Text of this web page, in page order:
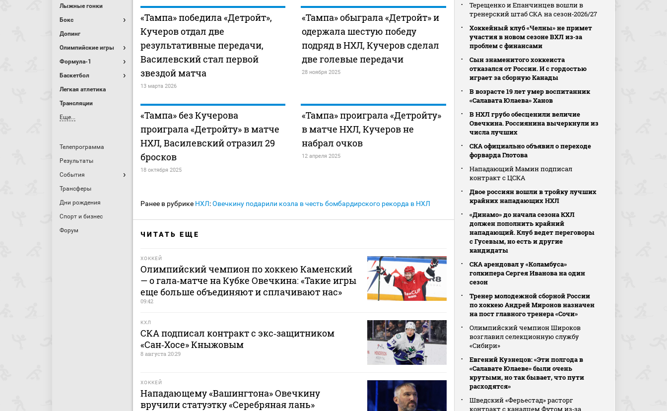
Лыжные гонки
Бокс
Допинг
Олимпийские игры
Формула-1
Баскетбол
Легкая атлетика
Трансляции
Еще...
Телепрограмма
Результаты
События
Трансферы
Дни рождения
Спорт и бизнес
Форум
«Тампа» победила «Детройт»,
Кучеров отдал две
результативные передачи,
Василевский стал первой
звездой матча
13 марта 2026
«Тампа» обыграла «Детройт» и
одержала шестую победу
подряд в НХЛ, Кучеров сделал
две голевые передачи
28 ноября 2025
«Тампа» без Кучерова
проиграла «Детройту» в матче
НХЛ, Василевский отразил 29
бросков
18 октября 2025
«Тампа» проиграла «Детройту»
в матче НХЛ, Кучеров не
набрал очков
12 апреля 2025
Ранее в рубрике НХЛ:Овечкину подарили козла в честь бомбардирского рекорда в НХЛ
ЧИТАТЬ ЕЩЕ
ХОККЕЙ
Олимпийский чемпион по хоккею Каменский
— о гала‑матче на Кубке Овечкина: «Такие игры
еще больше объединяют и сплачивают нас»
09:42
КХЛ
СКА подписал контракт с экс‑защитником
«Сан‑Хосе» Кныжовым
8 августа 20:29
ХОККЕЙ
Нападающему «Вашингтона» Овечкину
вручили статуэтку «Серебряная лань»
Терещенко и Епанчинцев вошли в
тренерский штаб СКА на сезон‑2026/27
Хоккейный клуб «Челны» не примет
участия в новом сезоне ВХЛ из‑за
проблем с финансами
Сын знаменитого хоккеиста
отказался от России. И с гордостью
играет за сборную Канады
В возрасте 19 лет умер воспитанник
«Салавата Юлаева» Ханов
В НХЛ грубо обесценили величие
Овечкина. Россиянина вычеркнули из
числа лучших
СКА официально объявил о переходе
форварда Глотова
Нападающий Мамин подписал
контракт с ЦСКА
Двое россиян вошли в тройку лучших
крайних нападающих НХЛ
«Динамо» до начала сезона КХЛ
должен пополнить крайний
нападающий. Клуб ведет переговоры
с Гусевым, но есть и другие
кандидаты
СКА арендовал у «Коламбуса»
голкипера Сергея Иванова на один
сезон
Тренер молодежной сборной России
по хоккею Андрей Миронов назначен
на пост главного тренера «Сочи»
Олимпийский чемпион Широков
возглавил селекционную службу
«Сибири»
Евгений Кузнецов: «Эти полгода в
«Салавате Юлаеве» были очень
крутыми, но так бывает, что пути
расходятся»
Шведский «Ферьестад» расторг
контракт с канадцем Футом из‑за